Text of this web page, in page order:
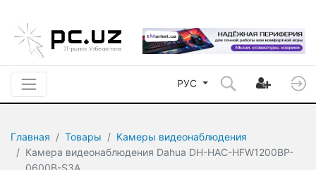
РУС
Главная Товары
Камеры видеонаблюдения
Камера видеонаблюдения Dahua DH-HAC-HFW1200BP-
0600B-S3A